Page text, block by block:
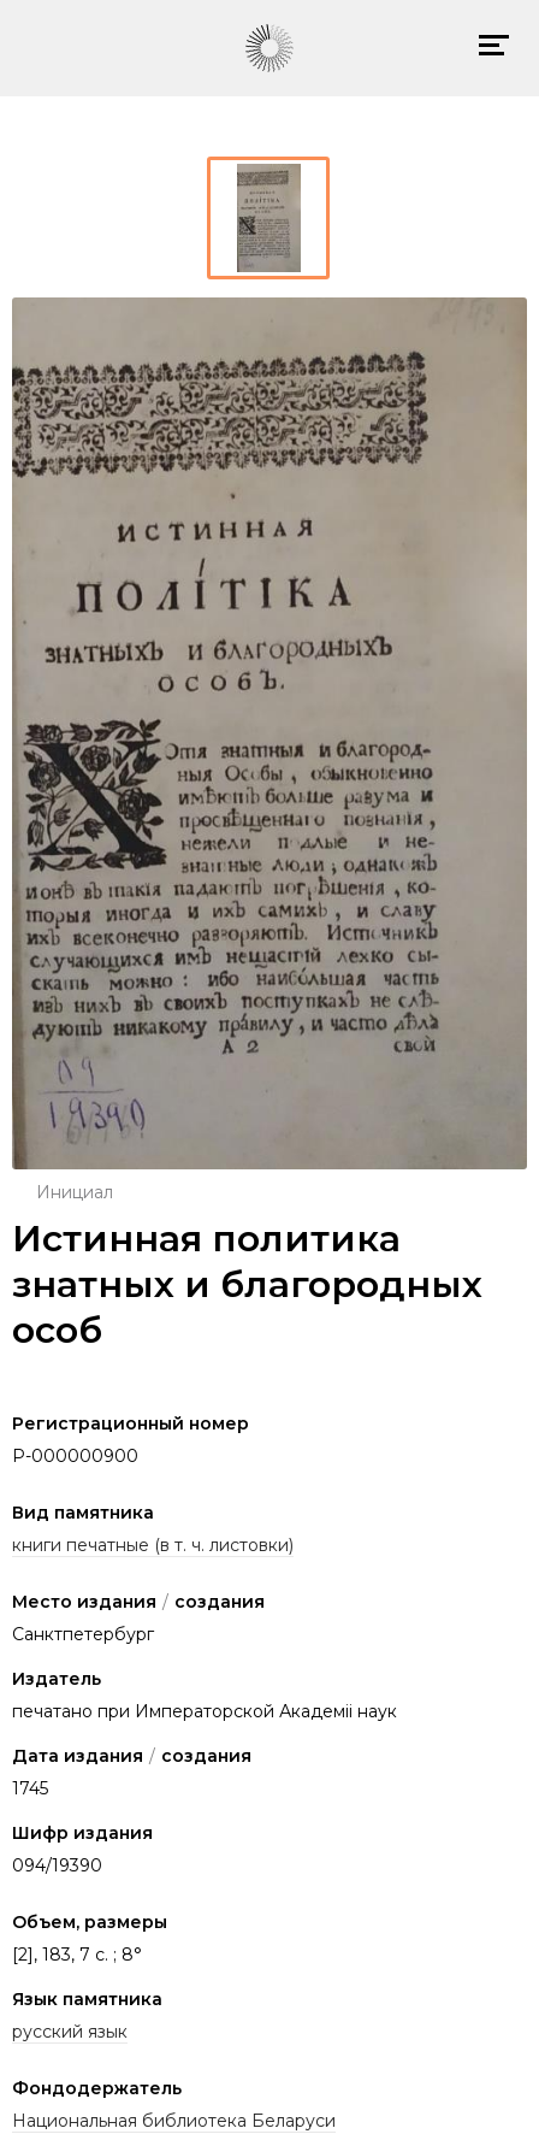
Инициал
Истинная политика
знатных и благородных
особ
Регистрационный номер
P-000000900
Вид памятника
книги печатные (в т. ч. листовки)
Место издания / создания
Санктпетербург
Издатель
печатано при Императорской Академіі наук
Дата издания / создания
1745
Шифр издания
094/19390
Объем, размеры
[2], 183, 7 с. ; 8°
Язык памятника
русский язык
Фондодержатель
Национальная библиотека Беларуси